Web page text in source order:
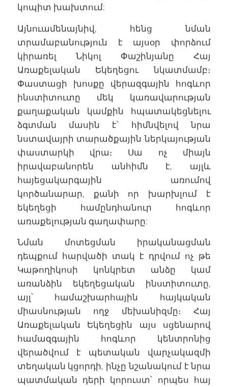
կոպիտ խախտում:
Այնուամենայնիվ, հենց նման
տրամաբանություն է այսօր փորձում
կիրառել Նիկոլ Փաշինյանը Հայ
Առաքելական Եկեղեցու նկատմամբ։
Փաստացի խոսքը վերազգային հոգևոր
ինստիտուտը մեկ կառավարության
քաղաքական կամքին հպատակեցնելու
ձգտման մասին է՝ հիմնվելով նրա
նստավայրի տարածքային ներկայության
փաստարկի վրա։ Սա ոչ միայն
իրավաբանորեն անհիմն է, այլև
հայեցակարգային առումով
կործանարար, քանի որ խարխլում է
եկեղեցի համընդհանուր հոգևոր
առաքելության գաղափարը:
Նման մոտեցման իրականացման
դեպքում հարվածի տակ է դրվում ոչ թե
Կաթողիկոսի կոնկրետ անձը կամ
առանձին եկեղեցական ինստիտուտը,
այլ՝ համաշխարհային հայկական
միասնության ողջ մեխանիզմը։ Հայ
Առաքելական Եկեղեցին այս սցենարով
համազգային հոգևոր կենտրոնից
վերածվում է պետական վարչակազմի
տեղական կցորդի, ինչը նշանակում է նրա
պատմական դերի կորուստ՝ որպես հայ